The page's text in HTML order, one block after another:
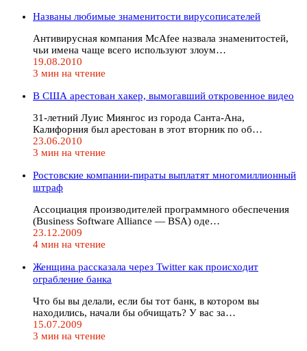
Названы любимые знаменитости вирусописателей
Антивирусная компания McAfee назвала знаменитостей,
чьи имена чаще всего используют злоум…
19.08.2010
3 мин на чтение
В США арестован хакер, вымогавший откровенное видео
31-летний Луис Миянгос из города Санта-Ана,
Калифорния был арестован в этот вторник по об…
23.06.2010
3 мин на чтение
Ростовские компании-пираты выплатят многомиллионный
штраф
Ассоциация производителей программного обеспечения
(Business Software Alliance — BSA) оде…
23.12.2009
4 мин на чтение
Женщина рассказала через Twitter как происходит
ограбление банка
Что бы вы делали, если бы тот банк, в котором вы
находились, начали бы обчищать? У вас за…
15.07.2009
3 мин на чтение